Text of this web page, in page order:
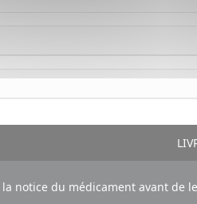
notice du médicament avant de